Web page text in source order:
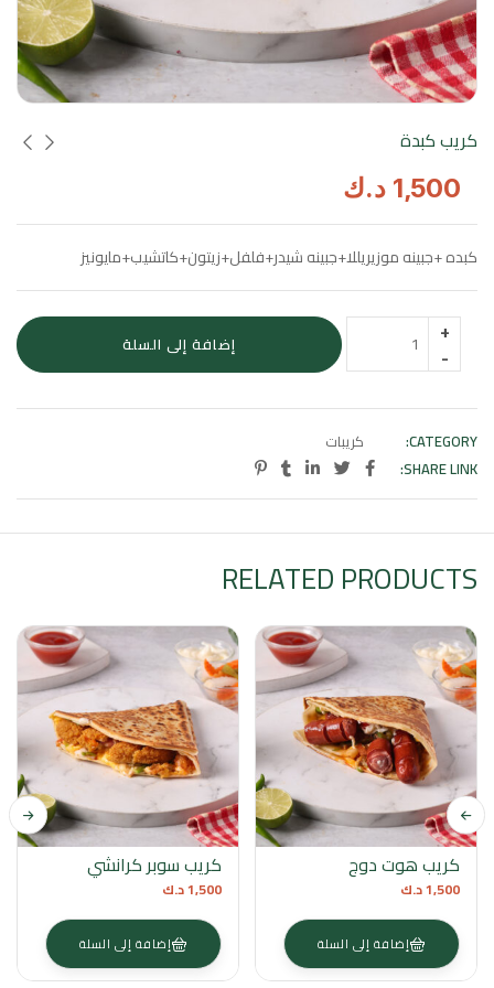
كريب كبدة
1,500 د.ك
كبده +جبينه موزيريللا+جبينه شيدر+فلفل+زيتون+كاتشيب+مايونيز
إضافة إلى السلة
CATEGORY:
كريبات
SHARE LINK:
RELATED PRODUCTS
كريب هوت دوج
1,500د.ك
إضافة إلى السلة
كريب سوبر كرانشي
1,500د.ك
إضافة إلى السلة